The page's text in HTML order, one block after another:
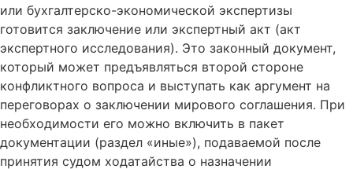
или бухгалтерско-экономической экспертизы
готовится заключение или экспертный акт (акт
экспертного исследования). Это законный документ,
который может предъявляться второй стороне
конфликтного вопроса и выступать как аргумент на
переговорах о заключении мирового соглашения. При
необходимости его можно включить в пакет
документации (раздел «иные»), подаваемой после
принятия судом ходатайства о назначении